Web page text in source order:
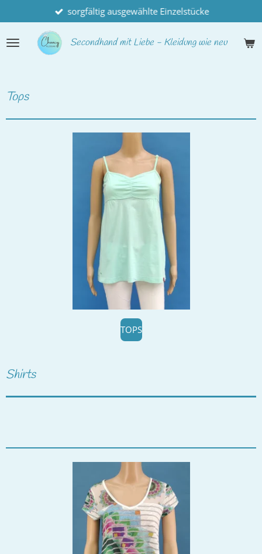
Hauptinhalt
springen
Secondhandmit Liebe - Kleidung wie neu
sorgfältig ausgewählte Einzelstücke
Tops
TOPS
Shirts